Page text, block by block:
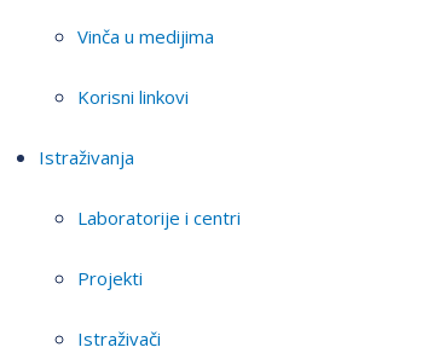
Vinča u medijima
Korisni linkovi
Istraživanja
Laboratorije i centri
Projekti
Istraživači